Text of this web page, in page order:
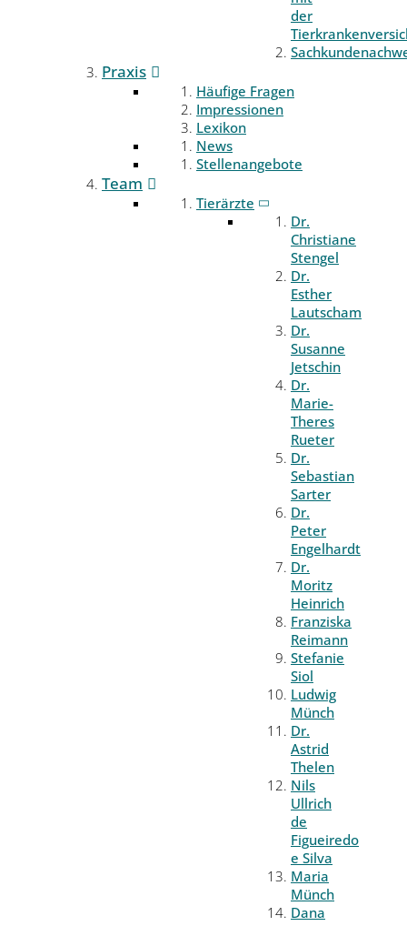
der
Praxis
Häufige Fragen
Impressionen
Lexikon
News
Stellenangebote
Team
Tierärzte
Dr.
Christiane
Stengel
Dr.
Esther
Lautscham
Dr.
Susanne
Jetschin
Dr.
Marie-
Theres
Rueter
Dr.
Sebastian
Sarter
Dr.
Peter
Engelhardt
Dr.
Moritz
Heinrich
Franziska
Reimann
Stefanie
Siol
Ludwig
Münch
Dr.
Astrid
Thelen
Nils
Ullrich
de
Figueiredo
e Silva
Maria
Münch
Dana